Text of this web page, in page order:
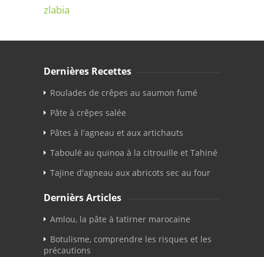
zlabia
Dernières Recettes
Roulades de crêpes au saumon fumé
Pâte à crêpes salée
Pâtes à l'agneau et aux artichauts
Taboulé au quinoa à la citrouille et Tahiné
Tajine d'agneau aux abricots sec au four
Dernièrs Articles
Amlou, la pâte à tatirner marocaine
Botulisme, comprendre les risques et les
précautions